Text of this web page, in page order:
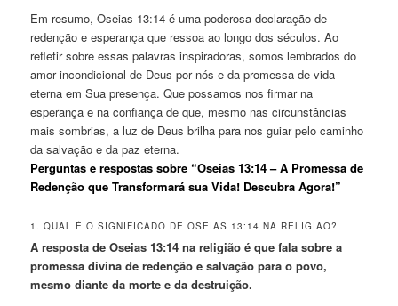
Em resumo, Oseias 13:14 é uma poderosa declaração de
redenção e esperança que ressoa ao longo dos séculos. Ao
refletir sobre essas palavras inspiradoras, somos lembrados do
amor incondicional de Deus por nós e da promessa de vida
eterna em Sua presença. Que possamos nos firmar na
esperança e na confiança de que, mesmo nas circunstâncias
mais sombrias, a luz de Deus brilha para nos guiar pelo caminho
da salvação e da paz eterna.
Perguntas e respostas sobre “Oseias 13:14 – A Promessa de
Redenção que Transformará sua Vida! Descubra Agora!”
1. QUAL É O SIGNIFICADO DE OSEIAS 13:14 NA RELIGIÃO?
A resposta de Oseias 13:14 na religião é que fala sobre a
promessa divina de redenção e salvação para o povo,
mesmo diante da morte e da destruição.